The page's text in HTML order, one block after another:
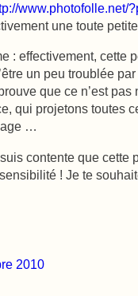
www.photofolle.net/
une toute
: effectivement, cette
un peu troublée
que ce n’est pas
qui projetons toutes
…
contente que cette
! Je te
2010